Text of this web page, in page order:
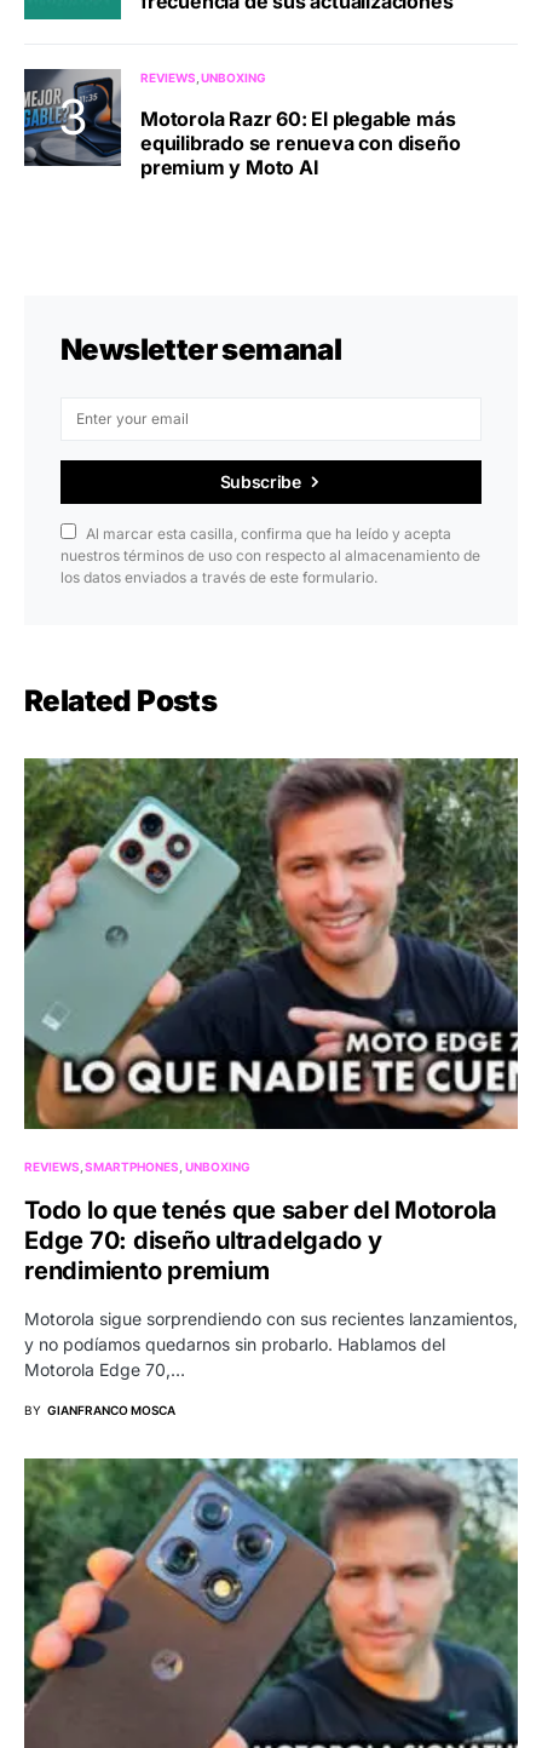
REVIEWS UNBOXING
Motorola Razr 60: El plegable más
equilibrado se renueva con diseño
premium y Moto AI
Newsletter semanal
Subscribe
Al marcar esta casilla, confirma que ha leído y acepta
nuestros términos de uso con respecto al almacenamiento de
los datos enviados a través de este formulario.
Related Posts
REVIEWS SMARTPHONES UNBOXING
Todo lo que tenés que saber del Motorola
Edge 70: diseño ultradelgado y
rendimiento premium
Motorola sigue sorprendiendo con sus recientes lanzamientos,
y no podíamos quedarnos sin probarlo. Hablamos del
Motorola Edge 70,…
BY GIANFRANCO MOSCA